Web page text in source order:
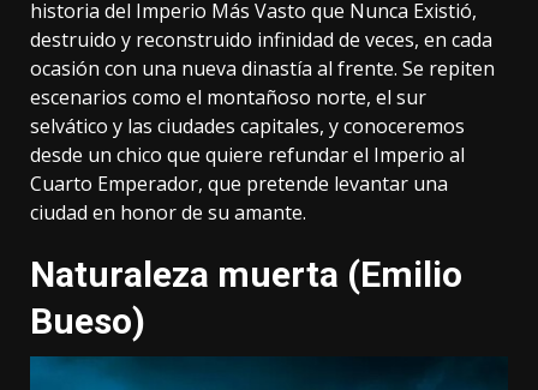
historia del Imperio Más Vasto que Nunca Existió,
destruido y reconstruido infinidad de veces, en cada
ocasión con una nueva dinastía al frente. Se repiten
escenarios como el montañoso norte, el sur
selvático y las ciudades capitales, y conoceremos
desde un chico que quiere refundar el Imperio al
Cuarto Emperador, que pretende levantar una
ciudad en honor de su amante.
Naturaleza muerta (Emilio
Bueso)